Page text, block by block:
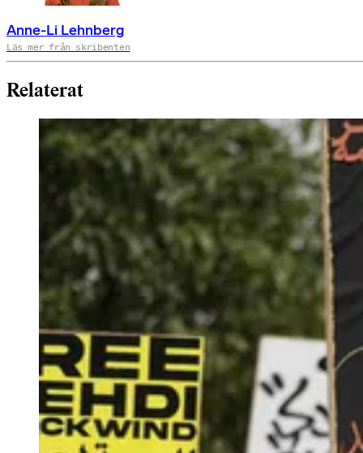
Anne-Li Lehnberg
Läs mer från skribenten
Relaterat